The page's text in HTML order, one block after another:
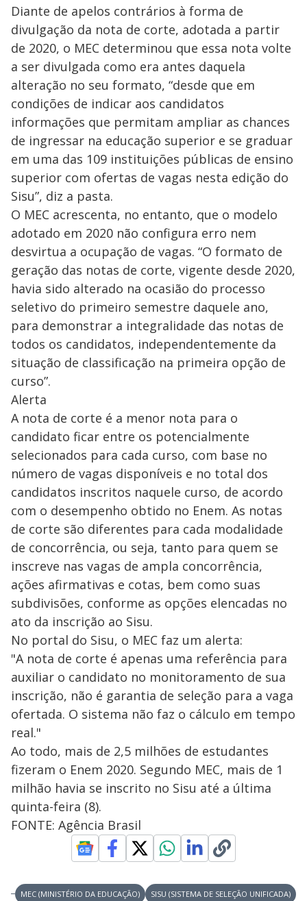
Diante de apelos contrários à forma de
divulgação da nota de corte, adotada a partir
de 2020, o MEC determinou que essa nota volte
a ser divulgada como era antes daquela
alteração no seu formato, “desde que em
condições de indicar aos candidatos
informações que permitam ampliar as chances
de ingressar na educação superior e se graduar
em uma das 109 instituições públicas de ensino
superior com ofertas de vagas nesta edição do
Sisu”, diz a pasta.
O MEC acrescenta, no entanto, que o modelo
adotado em 2020 não configura erro nem
desvirtua a ocupação de vagas. “O formato de
geração das notas de corte, vigente desde 2020,
havia sido alterado na ocasião do processo
seletivo do primeiro semestre daquele ano,
para demonstrar a integralidade das notas de
todos os candidatos, independentemente da
situação de classificação na primeira opção de
curso”.
Alerta
A nota de corte é a menor nota para o
candidato ficar entre os potencialmente
selecionados para cada curso, com base no
número de vagas disponíveis e no total dos
candidatos inscritos naquele curso, de acordo
com o desempenho obtido no Enem. As notas
de corte são diferentes para cada modalidade
de concorrência, ou seja, tanto para quem se
inscreve nas vagas de ampla concorrência,
ações afirmativas e cotas, bem como suas
subdivisões, conforme as opções elencadas no
ato da inscrição ao Sisu.
No portal do Sisu, o MEC faz um alerta:
"A nota de corte é apenas uma referência para
auxiliar o candidato no monitoramento de sua
inscrição, não é garantia de seleção para a vaga
ofertada. O sistema não faz o cálculo em tempo
real."
Ao todo, mais de 2,5 milhões de estudantes
fizeram o Enem 2020. Segundo MEC, mais de 1
milhão havia se inscrito no Sisu até a última
quinta-feira (8).
FONTE: Agência Brasil
MEC (MINISTÉRIO DA EDUCAÇÃO) SISU (SISTEMA DE SELEÇÃO UNIFICADA)